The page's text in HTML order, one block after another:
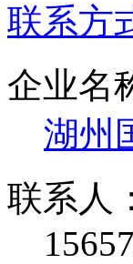
联系方
企业名
湖州
联系人：